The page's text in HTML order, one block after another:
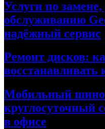
Услуги по
обслуживанию
надёжный сервис
Ремонт дисков:
восстанавливать
Мобильный
круглосуточный
в офисе